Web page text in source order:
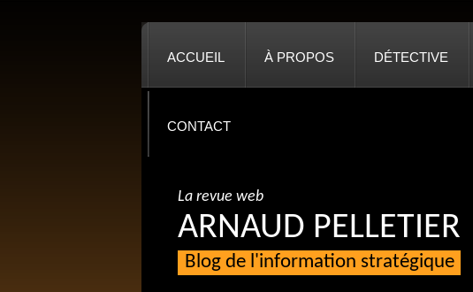
ACCUEIL À PROPOS DÉTECTIVE
CONTACT
La revue web
ARNAUD PELLETIER
Blog de l'information stratégique